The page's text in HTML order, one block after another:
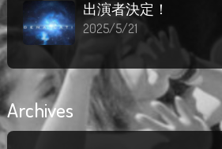
出演者決定！
2025/5/21
Archives